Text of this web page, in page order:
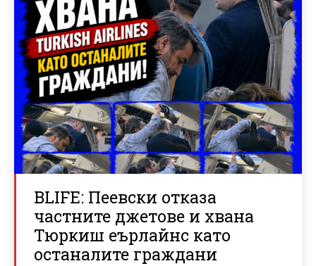
BLIFE: Пеевски отказа
частните джетове и хвана
Тюркиш еърлайнс като
останалите граждани